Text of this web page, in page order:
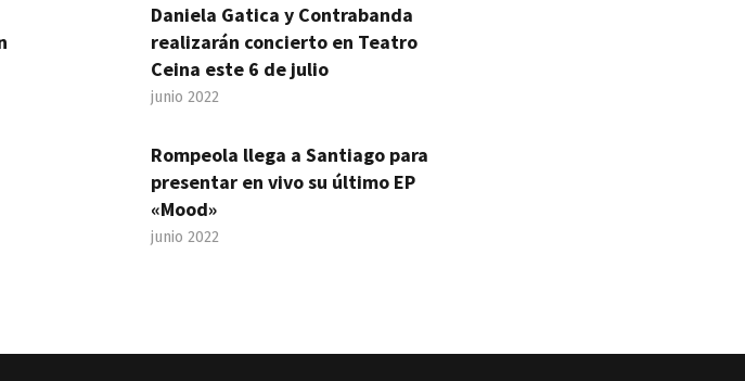
Daniela Gatica y Contrabanda
realizarán concierto en Teatro
Ceina este 6 de julio
junio 2022
Rompeola llega a Santiago para
presentar en vivo su último EP
«Mood»
junio 2022